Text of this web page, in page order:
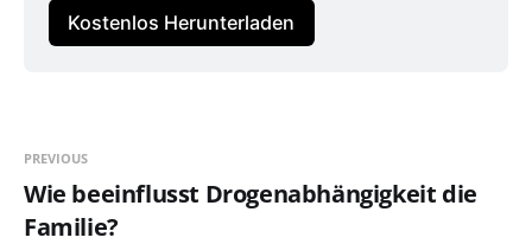
Kostenlos Herunterladen
PREVIOUS
Wie beeinflusst Drogenabhängigkeit die
Familie?